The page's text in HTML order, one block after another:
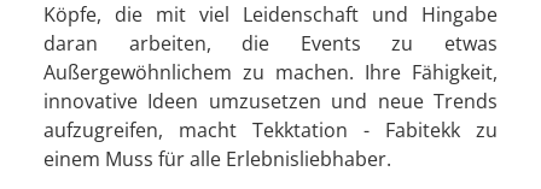
Köpfe, die mit viel Leidenschaft und Hingabe
daran arbeiten, die Events zu etwas
Außergewöhnlichem zu machen. Ihre Fähigkeit,
innovative Ideen umzusetzen und neue Trends
aufzugreifen, macht Tekktation - Fabitekk zu
einem Muss für alle Erlebnisliebhaber.